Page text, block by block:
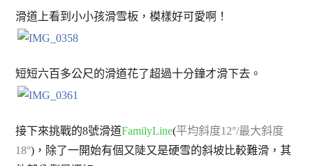
滑道上看到小小孩滑雪板，模樣好可愛啊！
短短六百多公尺的滑道花了超過十分鐘才滑下去。
接下來挑戰的8號滑道FamilyLine(平均斜度12°/最大斜度
18°)，除了一開始有個又陡又是硬雪的斜坡比較難滑，其